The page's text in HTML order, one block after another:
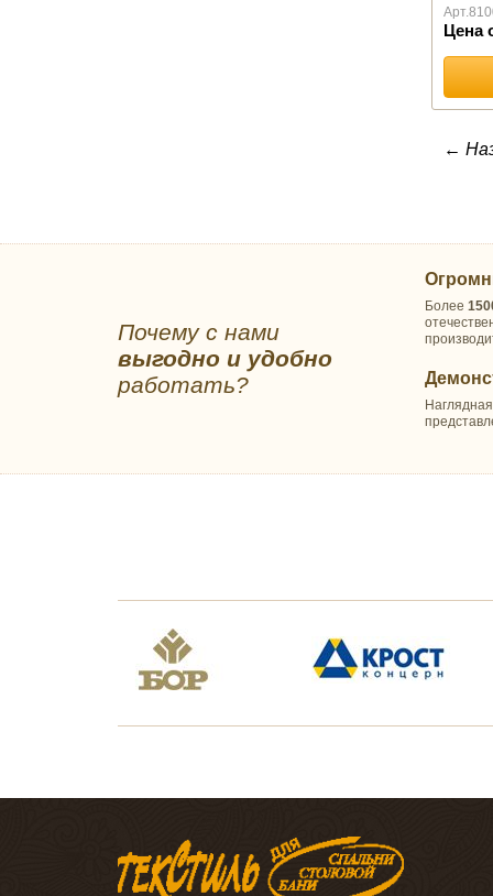
Арт.
Цена
←
Почему с нами
выгодно и удобно
работать?
Более